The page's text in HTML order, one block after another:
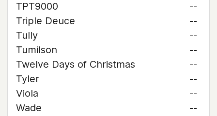
TPT9000
--
Triple Deuce
--
Tully
--
Tumilson
--
Twelve Days of Christmas
--
Tyler
--
Viola
--
Wade
--